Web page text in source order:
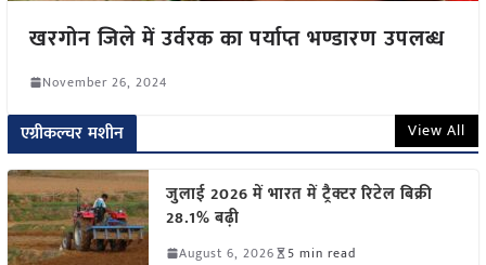
खरगोन जिले में उर्वरक का पर्याप्त भण्डारण उपलब्ध
November 26, 2024
एग्रीकल्चर मशीन View All
जुलाई 2026 में भारत में ट्रैक्टर रिटेल बिक्री
28.1% बढ़ी
August 6, 2026 5 min read